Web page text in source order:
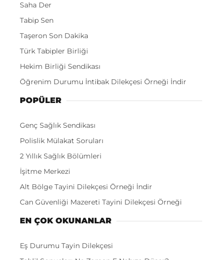
Saha Der
Tabip Sen
Taşeron Son Dakika
Türk Tabipler Birliği
Hekim Birliği Sendikası
Öğrenim Durumu İntibak Dilekçesi Örneği İndir
POPÜLER
Genç Sağlık Sendikası
Polislik Mülakat Soruları
2 Yıllık Sağlık Bölümleri
İşitme Merkezi
Alt Bölge Tayini Dilekçesi Örneği İndir
Can Güvenliği Mazereti Tayini Dilekçesi Örneği
EN ÇOK OKUNANLAR
Eş Durumu Tayin Dilekçesi